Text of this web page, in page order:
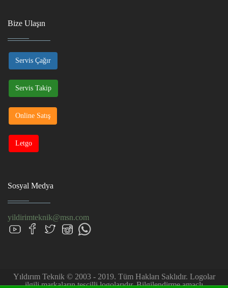
Bize Ulaşın
Servis Çağır
Servis Takip
Online Satış
Letgo
Sosyal Medya
yildirimteknik@msn.com
Yıldırım Teknik © 2003 - 2019. Tüm Hakları Saklıdır. Logolar
ilgili markaların tescilli logolarıdır. Bilgilendirme amaçlı